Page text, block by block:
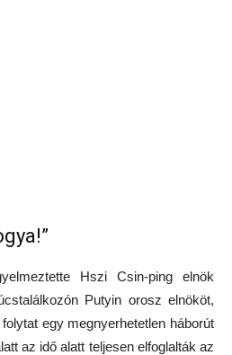
Hszi Csin-ping elnök
Putyin orosz elnököt,
egy megnyerhetetlen háborút
az idő alatt teljesen elfoglalták az